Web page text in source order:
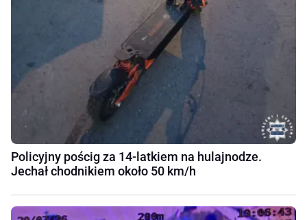
Policyjny pościg za 14-latkiem na hulajnodze.
Jechał chodnikiem około 50 km/h